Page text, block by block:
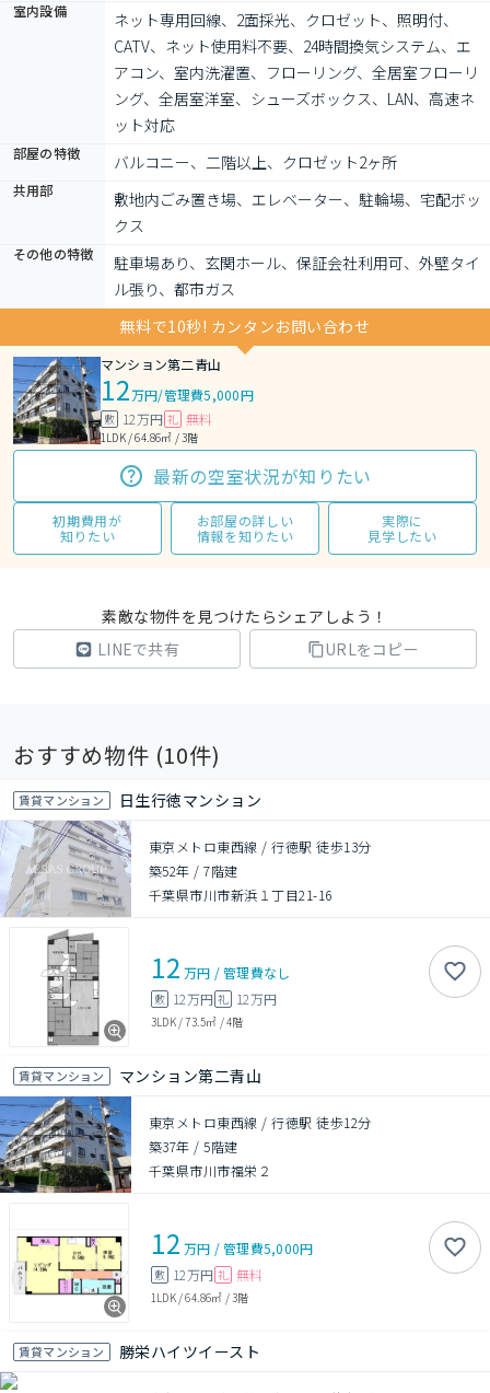
室内設備
ネット専用回線、2面採光、クロゼット、照明付、
CATV、ネット使用料不要、24時間換気システム、エ
アコン、室内洗濯置、フローリング、全居室フローリ
ング、全居室洋室、シューズボックス、LAN、高速ネ
ット対応
部屋の特徴 バルコニー、二階以上、クロゼット2ヶ所
共用部
敷地内ごみ置き場、エレベーター、駐輪場、宅配ボッ
クス
その他の特徴
駐車場あり、玄関ホール、保証会社利用可、外壁タイ
ル張り、都市ガス
無料で10秒! カンタンお問い合わせ
マンション第二青山
12万円/管理費5,000円
敷 12万円 礼 無料
1LDK / 64.86㎡ / 3階
最新の空室状況が知りたい
初期費用が
知りたい
お部屋の詳しい
情報を知りたい
実際に
見学したい
素敵な物件を見つけたらシェアしよう！
LINEで共有
URLをコピー
おすすめ物件 (10件)
賃貸マンション 日生行徳マンション
東京メトロ東西線 / 行徳駅 徒歩13分
築52年 /7階建
千葉県市川市新浜１丁目21-16
12 万円 /管理費なし
敷 12万円 礼 12万円
3LDK/73.5㎡ /4階
賃貸マンション マンション第二青山
東京メトロ東西線 / 行徳駅 徒歩12分
築37年 /5階建
千葉県市川市福栄２
12 万円 /管理費5,000円
敷 12万円 礼 無料
1LDK/64.86㎡ /3階
賃貸マンション 勝栄ハイツイースト